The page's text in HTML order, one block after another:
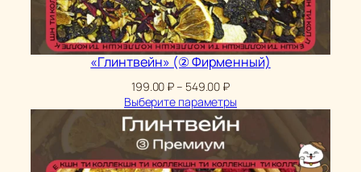
«Глинтвейн» (② Фирменный)
199.00 ₽– 549.00 ₽Диапазон
цен:
199.00 ₽
–
Выберите параметры